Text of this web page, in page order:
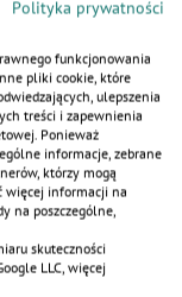
ekipa
KALKULATOR
Polityka prywatności
funkcjonowania
pliki cookie, które
ulepszenia
treści i zapewnienia
Ponieważ
informacje, zebrane
którzy mogą
więcej informacji na
na poszczególne,
skuteczności
LLC, więcej